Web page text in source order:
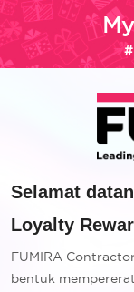
Selamat
Loyalty
FUMIRA
bentuk